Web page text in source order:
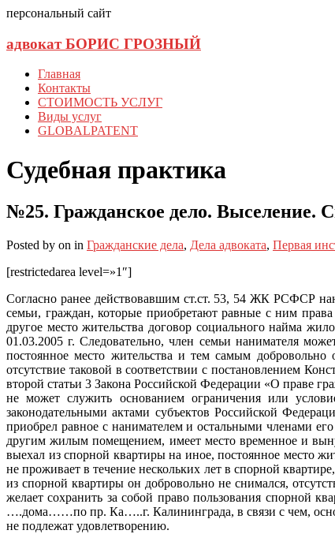
персональный сайт
адвокат БОРИС ГРОЗНЫЙ
Главная
Контакты
СТОИМОСТЬ УСЛУГ
Виды услуг
GLOBALPATENT
Судебная практика
№25. Гражданское дело. Выселение.
Posted by on in Гражданские дела, Дела адвоката, Первая
[restrictedarea level=»1″]
Согласно ранее действовавшим ст.ст. 53, 54 ЖК РСФСР
семьи, граждан, которые приобретают равные с ним
другое место жительства договор социального найма
01.03.2005 г. Следовательно, член семьи нанимателя
постоянное место жительства и тем самым
отсутствие таковой в соответствии с постановлением
второй статьи 3 Закона Российской Федерации «О праве
не может служить основанием ограничения или
законодательными актами субъектов Российской
приобрел равное с нанимателем и остальными членами
другим жилым помещением, имеет место временное и
выехал из спорной квартиры на иное, постоянное место
не проживает в течение нескольких лет в спорной
из спорной квартиры он добровольно не снимался,
желает сохранить за собой право пользования спорной
….дома……по пр. Ка…..г. Калининграда, в связи с чем,
не подлежат удовлетворению.